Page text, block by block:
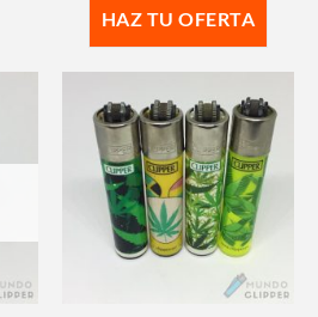
HAZ TU OFERTA